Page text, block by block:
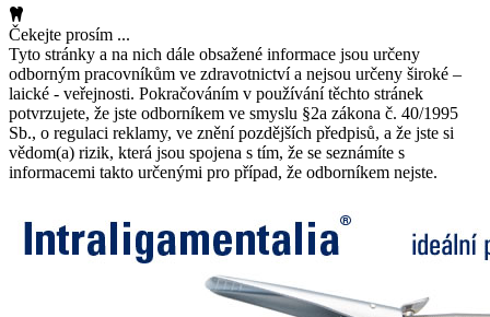
Čekejte prosím ...
Tyto stránky a na nich dále obsažené informace jsou určeny
odborným pracovníkům ve zdravotnictví a nejsou určeny široké –
laické - veřejnosti. Pokračováním v používání těchto stránek
potvrzujete, že jste odborníkem ve smyslu §2a zákona č. 40/1995
Sb., o regulaci reklamy, ve znění pozdějších předpisů, a že jste si
vědom(a) rizik, která jsou spojena s tím, že se seznámíte s
informacemi takto určenými pro případ, že odborníkem nejste.